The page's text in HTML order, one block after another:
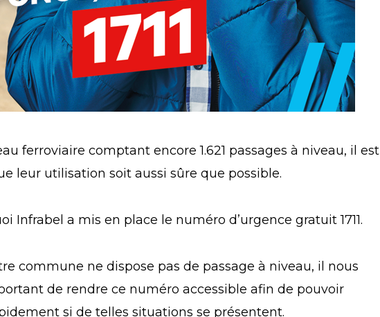
ferroviaire comptant encore 1.621 passages à niveau, il est
leur utilisation soit aussi sûre que possible.
Infrabel a mis en place le numéro d’urgence gratuit 1711.
commune ne dispose pas de passage à niveau, il nous
de rendre ce numéro accessible afin de pouvoir
si de telles situations se présentent.